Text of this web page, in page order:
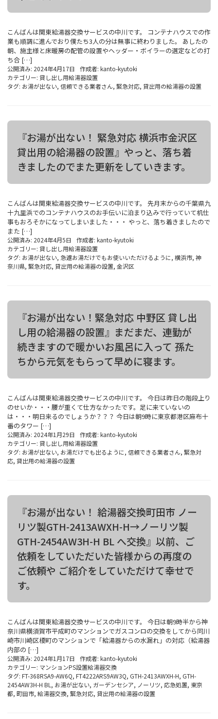
こんばんは関東給湯器交換サービスの中川です。 コンテナハウスでの作
業も順調に進んでおり僕たち3人の分は無事に終わりました。 あしたの
朝、施主様と床暖房の配管の設置やヘッダー・ボイラーの選定などの打
ち合 […]
公開済み: 2024年4月17日 作成者: kanto-kyutoki
カテゴリー: 貸し出し用給湯器設置
タグ: お湯が出ない, 信頼できる業者さん, 緊急対応, 貸出用の給湯器の設置
『お湯が出ない！ 緊急対応 横浜市金沢区
貸出用の給湯器の設置』やっと、落ち着
きましたのでまた更新をしていきます。
こんばんは関東給湯器交換サービスの中川です。 先月末からの千葉県九
十九里浜でのコンテナハウスのお手伝いに泊まり込みで行っていて机仕
事もおろそかになってしまいました・・・ やっと、落ち着きましたので
また […]
公開済み: 2024年4月5日 作成者: kanto-kyutoki
カテゴリー: 貸し出し用給湯器設置
タグ: お湯が出ない, 急遽お湯だけでもお使いいただけるように, 横浜市, 神
奈川県, 緊急対応, 貸出用の給湯器の設置, 金沢区
『お湯が出ない！緊急対応 中野区 貸し出
し用の給湯器の設置』まだまだ、連勤が
続きますので暖かいお風呂に入って 孫た
ちから元気をもらって早めに寝ます。
こんばんは関東給湯器交換サービスの中川です。 今日は昨日の階段上り
のせいか・・・腰が重くて仕方なかったです。足に来ていないの
は・・・明日来るのでしょうか？？？ 今日は朝9時に東京都港区麻布十
番のタワー […]
公開済み: 2024年1月29日 作成者: kanto-kyutoki
カテゴリー: 貸し出し用給湯器設置
タグ: お湯が出ない, お湯だけでも出るように, 信頼できる業者さん, 緊急対
応, 貸出用の給湯器の設置
『お湯が出ない！ 給湯器交換町田市 ノー
リツ製GTH-2413AWXH-H→ノーリツ製
GTH-2454AW3H-H BL へ交換』以前、ご
依頼をしていただいた皆様からの再度の
ご依頼や ご紹介をしていただけて幸せで
す。
こんばんは関東給湯器交換サービスの中川です。 今日は朝9時半から神
奈川県横須賀市平成町のマンションでガスコンロの交換をしてから同川
崎市川崎区榎町のマンションで「給湯器からの水漏れ」の対応（給湯器
内部の […]
公開済み: 2024年1月17日 作成者: kanto-kyutoki
カテゴリー: マンションPS設置給湯器交換
タグ: FT-368RSA9-AW6Q, FT4222ARS9AW3Q, GTH-2413AWXH-H, GTH-
2454AW3H-H BL , お湯が出ない, ガーデンセシア, ノーリツ, 応急処置, 東京
都, 町田市, 給湯器交換, 緊急対応, 貸出用の給湯器の設置